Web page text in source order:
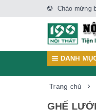
Chào mừng
DANH
Trang chủ
GHẾ